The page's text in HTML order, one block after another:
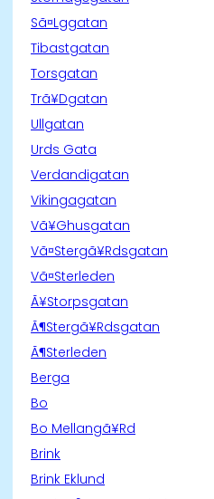
Sã¤Lggatan
Tibastgatan
Torsgatan
Trã¥Dgatan
Ullgatan
Urds Gata
Verdandigatan
Vikingagatan
Vã¥Ghusgatan
Vã¤Stergã¥Rdsgatan
Vã¤Sterleden
Ã¥Storpsgatan
Ã¶Stergã¥Rdsgatan
Ã¶Sterleden
Berga
Bo
Bo Mellangã¥Rd
Brink
Brink Eklund